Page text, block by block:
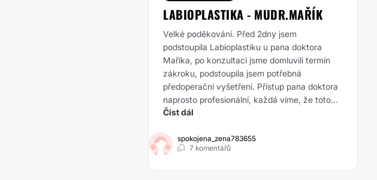
LABIOPLASTIKA - MUDR.MAŘÍK
Velké poděkování. Před 2dny jsem
podstoupila Labioplastiku u pana doktora
Maříka, po konzultaci jsme domluvili termín
zákroku, podstoupila jsem potřebná
předoperační vyšetření. Přístup pana doktora
naprosto profesionální, každá víme, že toto...
Číst dál
spokojena_zena783655
7 komentářů